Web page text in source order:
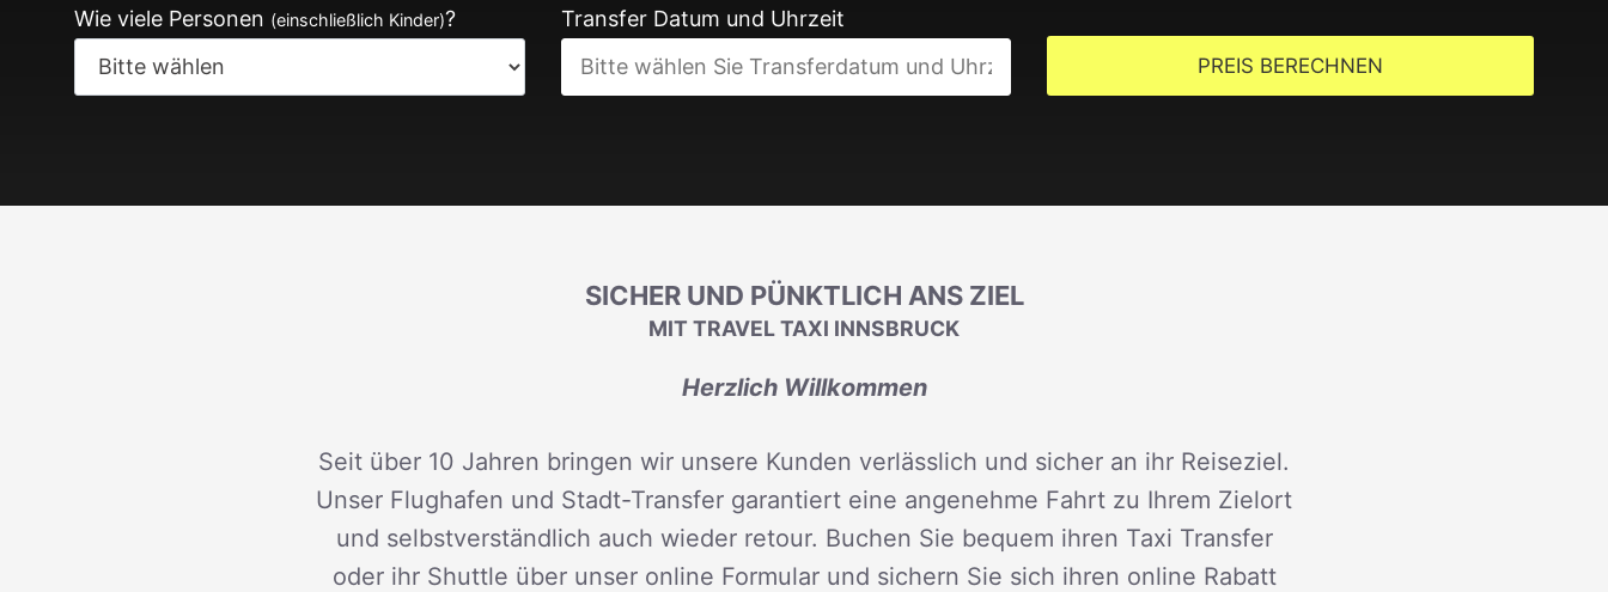
Wie viele Personen (einschließlich Kinder)? Transfer Datum und Uhrzeit
PREIS BERECHNEN
SICHER UND PÜNKTLICH ANS ZIEL
MIT TRAVEL TAXI INNSBRUCK
Herzlich Willkommen
Seit über 10 Jahren bringen wir unsere Kunden verlässlich und sicher an ihr Reiseziel.
Unser Flughafen und Stadt-Transfer garantiert eine angenehme Fahrt zu Ihrem Zielort
und selbstverständlich auch wieder retour. Buchen Sie bequem ihren Taxi Transfer
oder ihr Shuttle über unser online Formular und sichern Sie sich ihren online Rabatt